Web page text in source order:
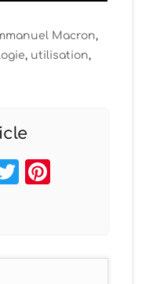
Macron,
, utilisation,
Twitter